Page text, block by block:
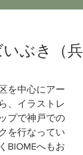
ぶき（兵
を中心にアー
、イラストレ
プで神戸での
を行なってい
BIOMEへもお